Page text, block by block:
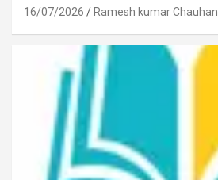
16/07/2026 Ramesh kumar Chauhan